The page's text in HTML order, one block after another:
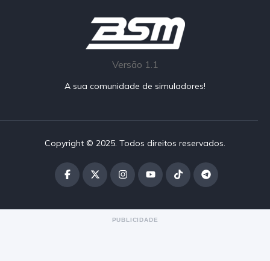
Versão 1.1
A sua comunidade de simuladores!
Copyright © 2025. Todos direitos reservados.
PUBLICIDADE